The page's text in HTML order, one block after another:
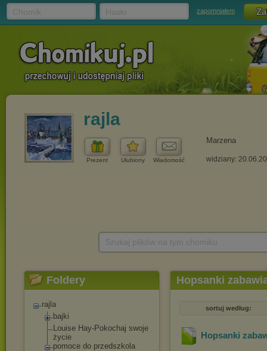
zapomniałem
rajla
Prezent Ulubiony Wiadomość
Marzena
widziany:
Foldery
rajla
bajki
Louise Hay-Pokochaj swoje
życie
pomoce do przedszkola
Hopsanki
sortuj według:
Hopsanki